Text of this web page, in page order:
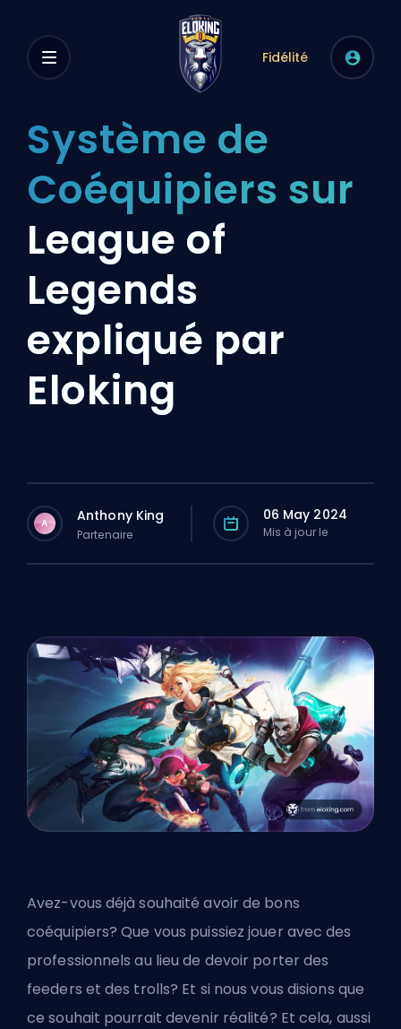
Fidélité
Système de
Coéquipiers sur
League of
Legends
expliqué par
Eloking
A Anthony King
Partenaire
06 May 2024
Mis à jour le
Avez-vous déjà souhaité avoir de bons
coéquipiers? Que vous puissiez jouer avec des
professionnels au lieu de devoir porter des
feeders et des trolls? Et si nous vous disions que
ce souhait pourrait devenir réalité? Et cela, aussi